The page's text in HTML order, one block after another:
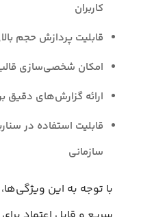
کاربران
قابلیت پردازش حجم
امکان شخصی‌سازی
ارائه گزارش‌های دقیق
قابلیت استفاده در
سازمانی